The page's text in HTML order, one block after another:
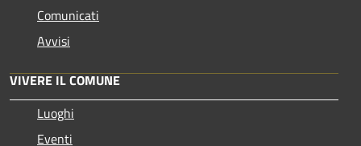
Comunicati
Avvisi
VIVERE IL COMUNE
Luoghi
Eventi